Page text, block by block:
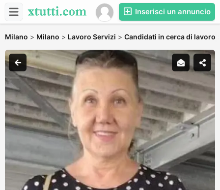
Inserisci un annuncio
Milano > Milano > Lavoro Servizi > Candidati in cerca di lavoro